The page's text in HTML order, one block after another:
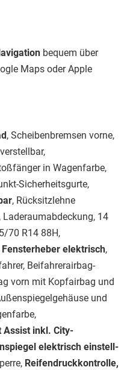
bequem über
Maps oder Apple
, Scheibenbremsen vorne,
in Wagenfarbe,
Sicherheitsgurte,
, Rücksitzlehne
14
70 R14 88H,
Fensterheber elektrisch,
Beifahrerairbag-
vorn mit Kopfairbag und
und
Assist inkl. City-
elektrisch einstell-
Reifendruckkontrolle,